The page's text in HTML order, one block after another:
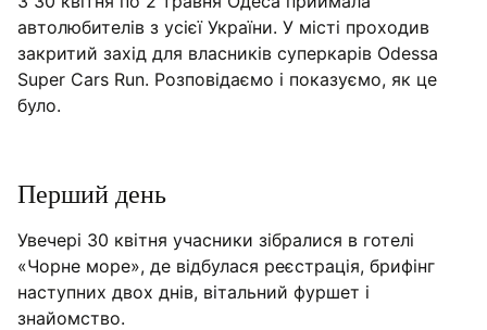
Переможці заїздів Drag Racing
автолюбителів з усієї України. У місті проходив
закритий захід для власників суперкарів Odessa
Super Cars Run. Розповідаємо і показуємо, як це
було.
Перший день
Увечері 30 квітня учасники зібралися в готелі
«Чорне море», де відбулася реєстрація, брифінг
наступних двох днів, вітальний фуршет і
знайомство.